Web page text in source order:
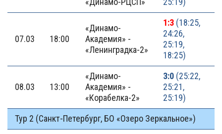
07.03 18:00
«Динамо-
Академия» -
«Ленинградка-2»
1:3 (18:25,
24:26,
25:19,
18:25)
08.03 13:00
«Динамо-
Академия» -
«Корабелка-2»
3:0 (25:22,
25:21,
25:19)
Тур 2 (Санкт-Петербург, БО «Озеро Зеркальное»)